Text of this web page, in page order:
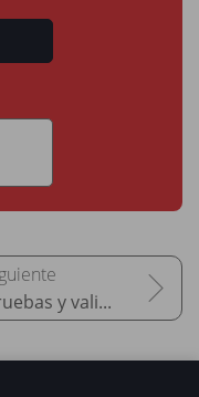
Pruebas y validación